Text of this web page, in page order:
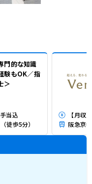
門的な知識
験もOK／指
＞
当込
徒歩5分）
【月収
阪急京